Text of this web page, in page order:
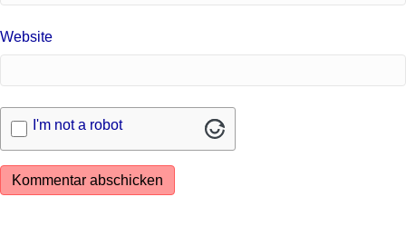
Website
I'm not a robot